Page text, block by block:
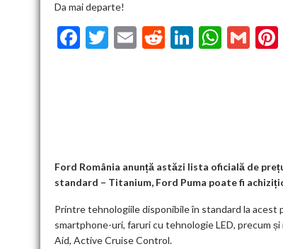
Da mai departe!
F
k
T
E
R
Li W
p
G
Ford România anunță astăzi lista oficială de
standard – Titanium, Ford Puma poate fi
Printre tehnologiile disponibile în standard la acest
smartphone-uri, faruri cu tehnologie LED, precum
Aid, Active Cruise Control.